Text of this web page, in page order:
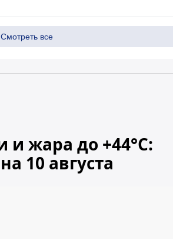
Смотреть все